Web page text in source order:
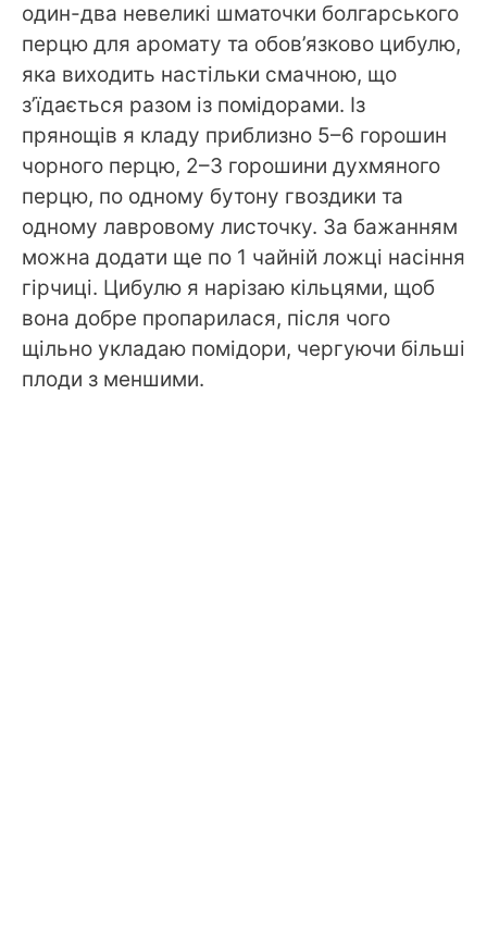
один-два невеликі шматочки болгарського
перцю для аромату та обов’язково цибулю,
яка виходить настільки смачною, що
з’їдається разом із помідорами. Із
прянощів я кладу приблизно 5–6 горошин
чорного перцю, 2–3 горошини духмяного
перцю, по одному бутону гвоздики та
одному лавровому листочку. За бажанням
можна додати ще по 1 чайній ложці насіння
гірчиці. Цибулю я нарізаю кільцями, щоб
вона добре пропарилася, після чого
щільно укладаю помідори, чергуючи більші
плоди з меншими.